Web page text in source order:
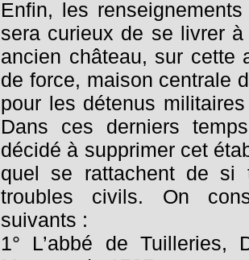
Enfin, les
sera curieux de se livrer
ancien château, sur cette
de force, maison centrale
pour les détenus
Dans ces derniers
décidé à supprimer cet
quel se rattachent de si
troubles civils. On
suivants :
1° L’abbé de Tuilleries,